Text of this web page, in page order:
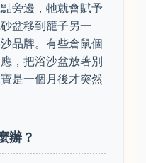
旁邊，牠就會賦予
盆移到籠子另一
品牌。有些倉鼠個
，把浴沙盆放著別
是一個月後才突然
辦？